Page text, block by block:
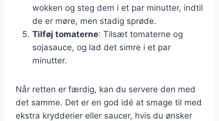
wokken og steg dem i et par minutter, indtil
de er møre, men stadig sprøde.
Tilføj tomaterne: Tilsæt tomaterne og
sojasauce, og lad det simre i et par
minutter.
Når retten er færdig, kan du servere den med
det samme. Det er en god idé at smage til med
ekstra krydderier eller saucer, hvis du ønsker